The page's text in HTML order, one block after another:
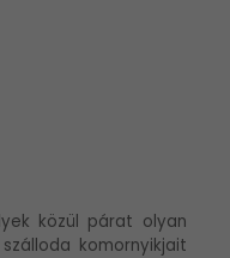
közül párat olyan
komornyikjait